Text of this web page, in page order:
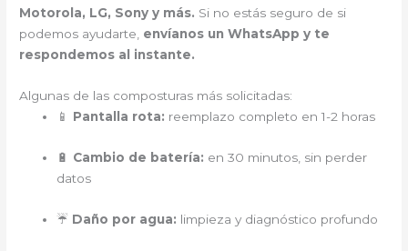
Motorola, LG, Sony y más. Si no estás seguro de si
podemos ayudarte, envíanos un WhatsApp y te
respondemos al instante.
Algunas de las composturas más solicitadas:
📱 Pantalla rota: reemplazo completo en 1-2 horas
🔋 Cambio de batería: en 30 minutos, sin perder
datos
☔ Daño por agua: limpieza y diagnóstico profundo